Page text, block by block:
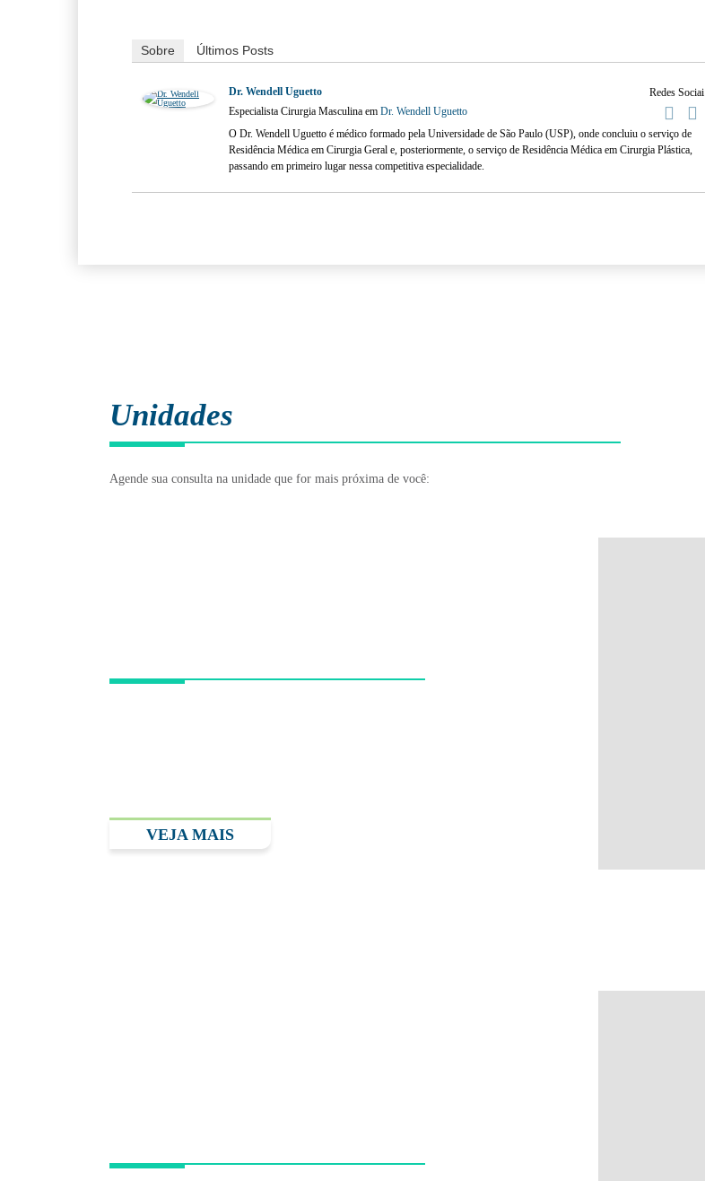
Sobre Últimos Posts
Redes Sociai
Dr. Wendell Uguetto
Especialista Cirurgia Masculina em Dr. Wendell Uguetto
O Dr. Wendell Uguetto é médico formado pela Universidade de São Paulo (USP), onde concluiu o serviço de
Residência Médica em Cirurgia Geral e, posteriormente, o serviço de Residência Médica em Cirurgia Plástica,
passando em primeiro lugar nessa competitiva especialidade.
Unidades
Agende sua consulta na unidade que for mais próxima de você:
VEJA MAIS